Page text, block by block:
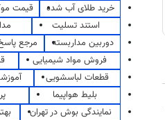
خرید طلای آب شده
قیمت
استند تسلیت
دوربین مداربسته
مرجع
فروش مواد شیمیایی
قطعات لباسشویی
بلیط هواپیما
نمایندگی بوش در تهران